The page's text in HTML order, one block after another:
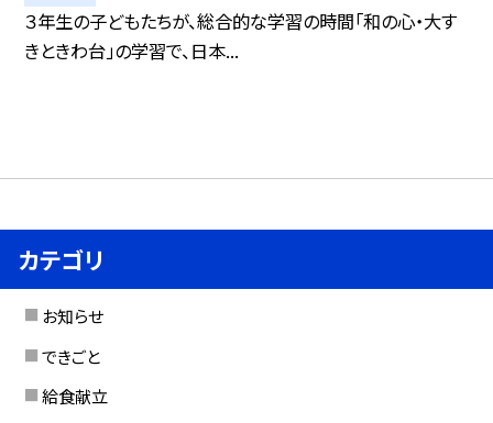
３年生の子どもたちが、総合的な学習の時間「和の心・大す
きときわ台」の学習で、日本...
カテゴリ
お知らせ
できごと
給食献立